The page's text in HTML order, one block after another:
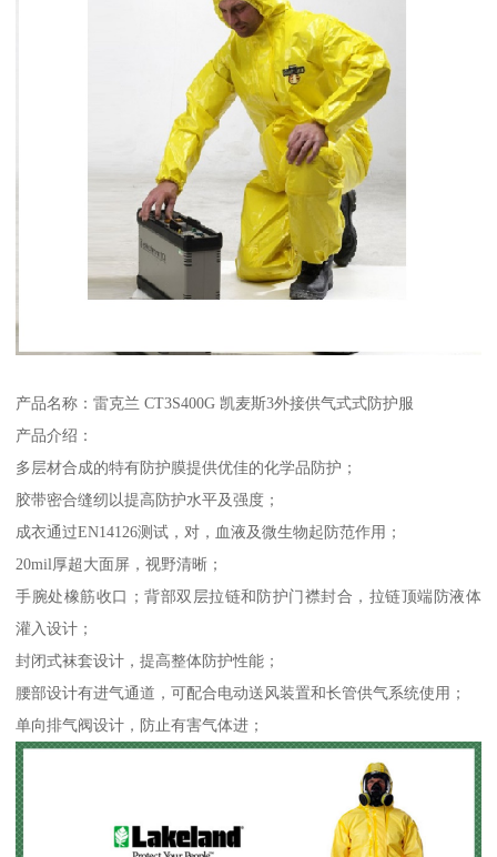
产品名称：雷克兰 CT3S400G 凯麦斯3外接供气式式防护服
产品介绍：
多层材合成的特有防护膜提供优佳的化学品防护；
胶带密合缝纫以提高防护水平及强度；
成衣通过EN14126测试，对，血液及微生物起防范作用；
20mil厚超大面屏，视野清晰；
手腕处橡筋收口；背部双层拉链和防护门襟封合，拉链顶端防液体
灌入设计；
封闭式袜套设计，提高整体防护性能；
腰部设计有进气通道，可配合电动送风装置和长管供气系统使用；
单向排气阀设计，防止有害气体进；